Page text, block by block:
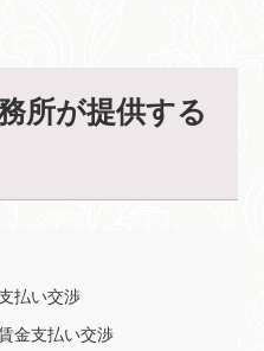
所が提供する
払い交渉
金支払い交渉